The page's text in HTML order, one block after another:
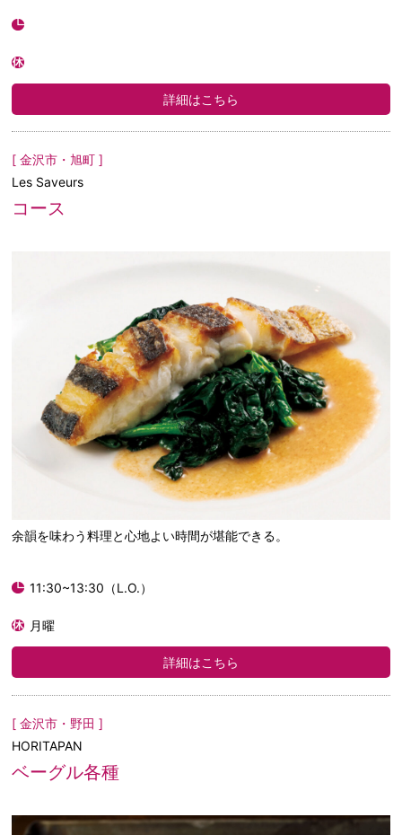
詳細はこちら
[ 金沢市・旭町 ]
Les Saveurs
コース
余韻を味わう料理と心地よい時間が堪能できる。
11:30~13:30（L.O.）
月曜
詳細はこちら
[ 金沢市・野田 ]
HORITAPAN
ベーグル各種